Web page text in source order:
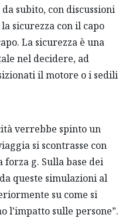
subito, con discussioni
sicurezza con il capo
La sicurezza è una
nel decidere, ad
il motore o i sedili
verrebbe spinto un
si scontrasse con
g. Sulla base dei
queste simulazioni al
su come si
sulle persone”.